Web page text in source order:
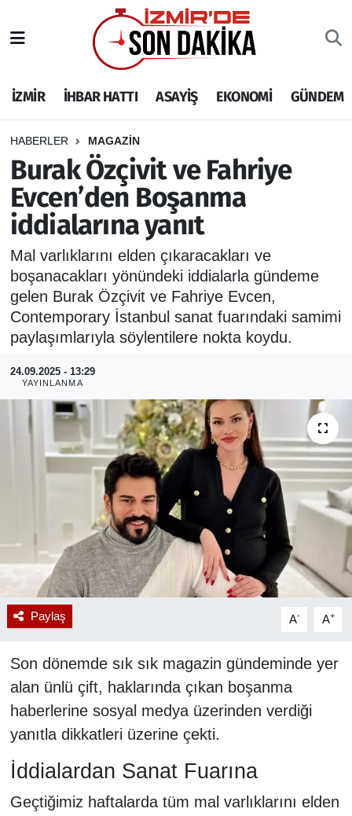
İZMİR İHBAR HATTI ASAYİŞ EKONOMİ GÜNDEM
HABERLER MAGAZİN
Burak Özçivit ve Fahriye
Evcen’den Boşanma
iddialarına yanıt
Mal varlıklarını elden çıkaracakları ve
boşanacakları yönündeki iddialarla gündeme
gelen Burak Özçivit ve Fahriye Evcen,
Contemporary İstanbul sanat fuarındaki samimi
paylaşımlarıyla söylentilere nokta koydu.
24.09.2025 - 13:29
YAYINLANMA
Paylaş A- A+
Son dönemde sık sık magazin gündeminde yer
alan ünlü çift, haklarında çıkan boşanma
haberlerine sosyal medya üzerinden verdiği
yanıtla dikkatleri üzerine çekti.
İddialardan Sanat Fuarına
Geçtiğimiz haftalarda tüm mal varlıklarını elden
İHBAR HATTI
DEPREM
GENEL
EKONOMİ
SİYASET
SPOR
ASAYİŞ
RESMİ REKLAM
İzmir Nöbetçi Eczaneler
İzmir Hava Durumu
İzmir Namaz Vakitleri
İzmir Trafik Yoğunluk Haritası
Puan Durumu ve Fikstür
Tüm Manşetler
Son Dakika Haberleri
Haber Arşivi